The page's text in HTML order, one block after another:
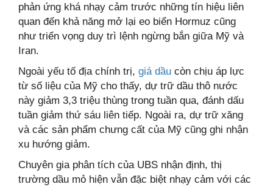
phản ứng khá nhạy cảm trước những tín hiệu liên
quan đến khả năng mở lại eo biển Hormuz cũng
như triển vọng duy trì lệnh ngừng bắn giữa Mỹ và
Iran.
Ngoài yếu tố địa chính trị, giá dầu còn chịu áp lực
từ số liệu của Mỹ cho thấy, dự trữ dầu thô nước
này giảm 3,3 triệu thùng trong tuần qua, đánh dấu
tuần giảm thứ sáu liên tiếp. Ngoài ra, dự trữ xăng
và các sản phẩm chưng cất của Mỹ cũng ghi nhận
xu hướng giảm.
Chuyên gia phân tích của UBS nhận định, thị
trường dầu mỏ hiện vẫn đặc biệt nhạy cảm với các